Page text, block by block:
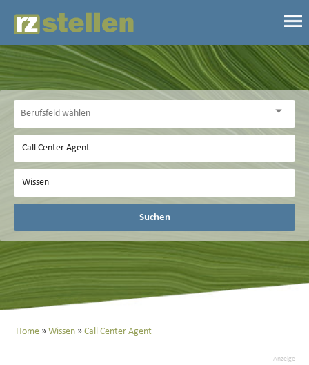
Suchen
Home Wissen Call Center Agent
Anzeige